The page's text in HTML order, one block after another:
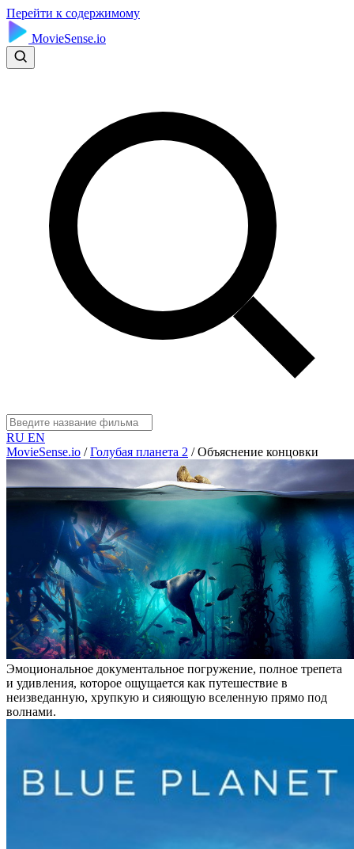
Перейти к содержимому
MovieSense.io
RU EN
MovieSense.io / Голубая планета 2 / Объяснение концовки
Эмоциональное документальное погружение, полное трепета
и удивления, которое ощущается как путешествие в
неизведанную, хрупкую и сияющую вселенную прямо под
волнами.